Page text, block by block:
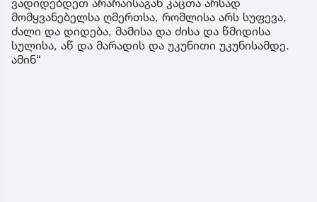
მომყვანებელსა ღმერთსა, რომლისა არს სუფევა,
ძალი და დიდება, მამისა და ძისა და წმიდისა
სულისა, აწ და მარადის და უკუნითი უკუნისამდე.
ამინ“